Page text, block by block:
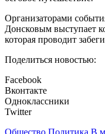
Организаторами
Донсковым выступает
которая проводит
Поделиться новостью:
Facebook
Вконтакте
Одноклассники
Twitter